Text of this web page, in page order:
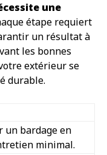
une
étape requiert
un résultat à
les bonnes
extérieur se
durable.
un bardage en
minimal.